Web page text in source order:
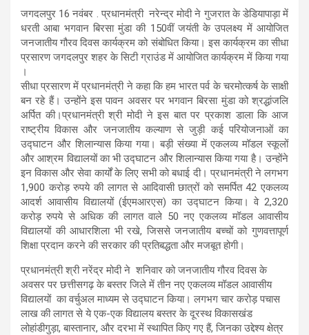
जगदलपुर 16 नवंबर . प्रधानमंत्री नरेन्द्र मोदी ने गुजरात के डेडियापाड़ा में
धरती आबा भगवान बिरसा मुंडा की 150वीं जयंती के उपलक्ष्य में आयोजित
जनजातीय गौरव दिवस कार्यक्रम को संबोधित किया। इस कार्यक्रम का सीधा
प्रसारण जगदलपुर शहर के सिटी ग्राउंड में आयोजित कार्यक्रम में किया गया
।
सीधा प्रसारण में प्रधानमंत्री ने कहा कि हम भारत पर्व के चरमोत्कर्ष के साक्षी
बन रहे हैं। उन्होंने इस पावन अवसर पर भगवान बिरसा मुंडा को श्रद्धांजलि
अर्पित की।प्रधानमंत्री श्री मोदी ने इस बात पर प्रकाश डाला कि आज
राष्ट्रीय विकास और जनजातीय कल्याण से जुड़ी कई परियोजनाओं का
उद्घाटन और शिलान्यास किया गया। बड़ी संख्या में एकलव्य मॉडल स्कूलों
और आश्रम विद्यालयों का भी उद्घाटन और शिलान्यास किया गया है। उन्होंने
इन विकास और सेवा कार्यों के लिए सभी को बधाई दी। प्रधानमंत्री ने लगभग
1,900 करोड़ रुपये की लागत से आदिवासी छात्रों को समर्पित 42 एकलव्य
आदर्श आवासीय विद्यालयों (ईएमआरएस) का उद्घाटन किया। वे 2,320
करोड़ रुपये से अधिक की लागत वाले 50 नए एकलव्य मॉडल आवासीय
विद्यालयों की आधारशिला भी रखे, जिससे जनजातीय बच्चों को गुणवत्तापूर्ण
शिक्षा प्रदान करने की सरकार की प्रतिबद्धता और मजबूत होगी।
प्रधानमंत्री श्री नरेंद्र मोदी ने शनिवार को जनजातीय गौरव दिवस के
अवसर पर छत्तीसगढ़ के बस्तर जिले में तीन नए एकलव्य मॉडल आवासीय
विद्यालयों का वर्चुअल माध्यम से उद्घाटन किया। लगभग चार करोड़ पचास
लाख की लागत से ये एक-एक विद्यालय बस्तर के दूरस्थ विकासखंड
लोहांडीगुड़ा, बास्तानार, और दरभा में स्थापित किए गए हैं, जिनका उद्देश्य क्षेत्र